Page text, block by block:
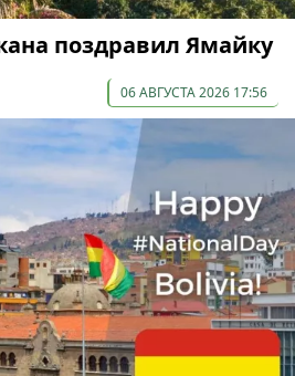
поздравил Ямайку
06 АВГУСТА 2026 17:56